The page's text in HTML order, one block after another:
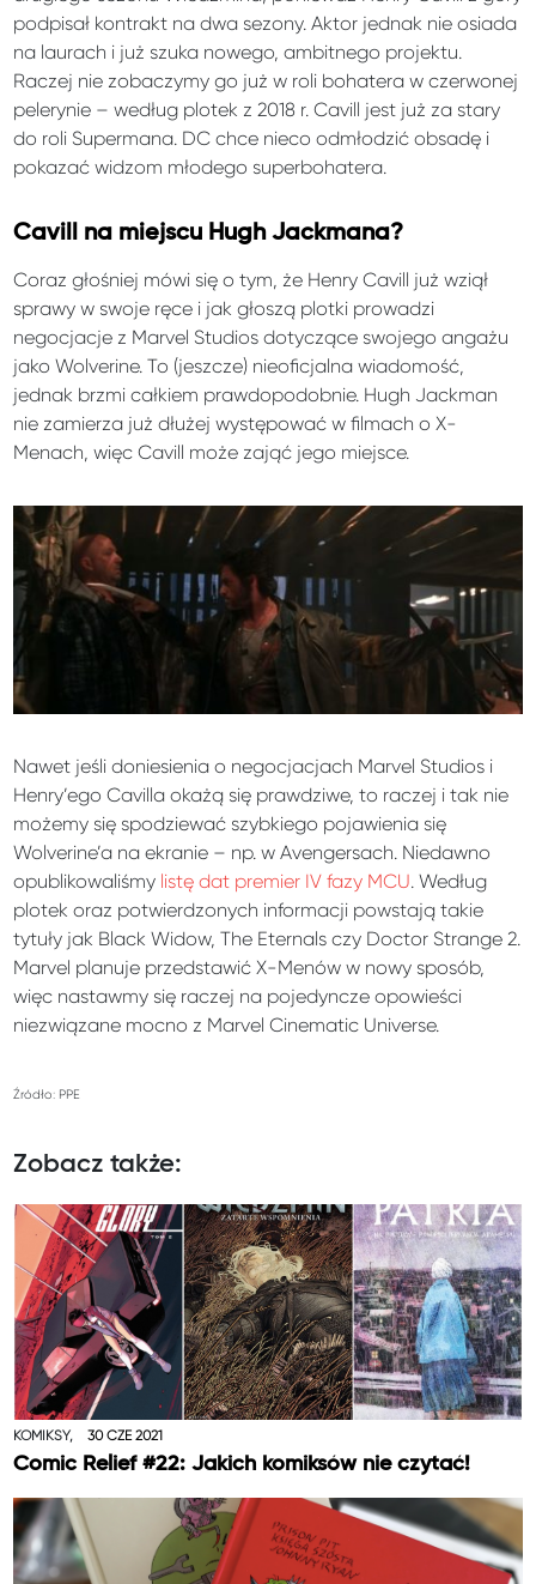
podpisał kontrakt na dwa sezony. Aktor jednak nie osiada
na laurach i już szuka nowego, ambitnego projektu.
Raczej nie zobaczymy go już w roli bohatera w czerwonej
pelerynie – według plotek z 2018 r. Cavill jest już za stary
do roli Supermana. DC chce nieco odmłodzić obsadę i
pokazać widzom młodego superbohatera.
Cavill na miejscu Hugh Jackmana?
Coraz głośniej mówi się o tym, że Henry Cavill już wziął
sprawy w swoje ręce i jak głoszą plotki prowadzi
negocjacje z Marvel Studios dotyczące swojego angażu
jako Wolverine. To (jeszcze) nieoficjalna wiadomość,
jednak brzmi całkiem prawdopodobnie. Hugh Jackman
nie zamierza już dłużej występować w filmach o X-
Menach, więc Cavill może zająć jego miejsce.
Nawet jeśli doniesienia o negocjacjach Marvel Studios i
Henry’ego Cavilla okażą się prawdziwe, to raczej i tak nie
możemy się spodziewać szybkiego pojawienia się
Wolverine’a na ekranie – np. w Avengersach. Niedawno
opublikowaliśmy listę dat premier IV fazy MCU. Według
plotek oraz potwierdzonych informacji powstają takie
tytuły jak Black Widow, The Eternals czy Doctor Strange 2.
Marvel planuje przedstawić X-Menów w nowy sposób,
więc nastawmy się raczej na pojedyncze opowieści
niezwiązane mocno z Marvel Cinematic Universe.
Źródło: PPE
Zobacz także:
KOMIKSY, 30 CZE 2021
Comic Relief #22: Jakich komiksów nie czytać!